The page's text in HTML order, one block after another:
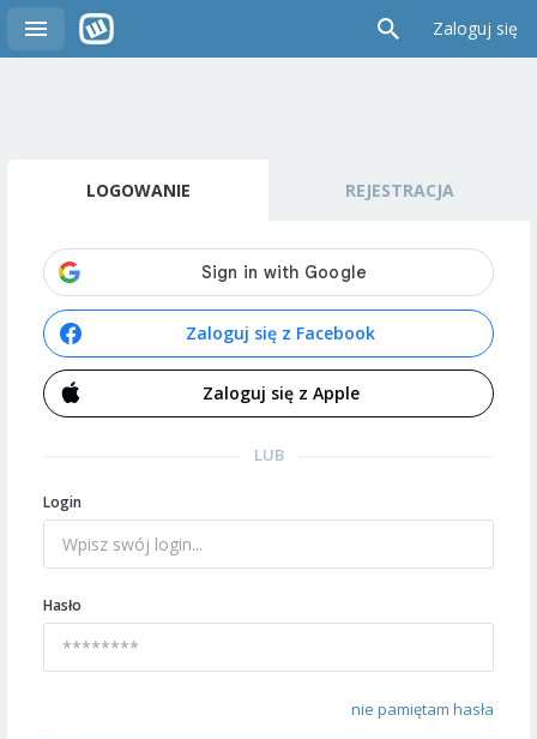
Zaloguj się
LOGOWANIE REJESTRACJA
Zaloguj się z Facebook
Zaloguj się z Apple
LUB
Login
Hasło
nie pamiętam hasła